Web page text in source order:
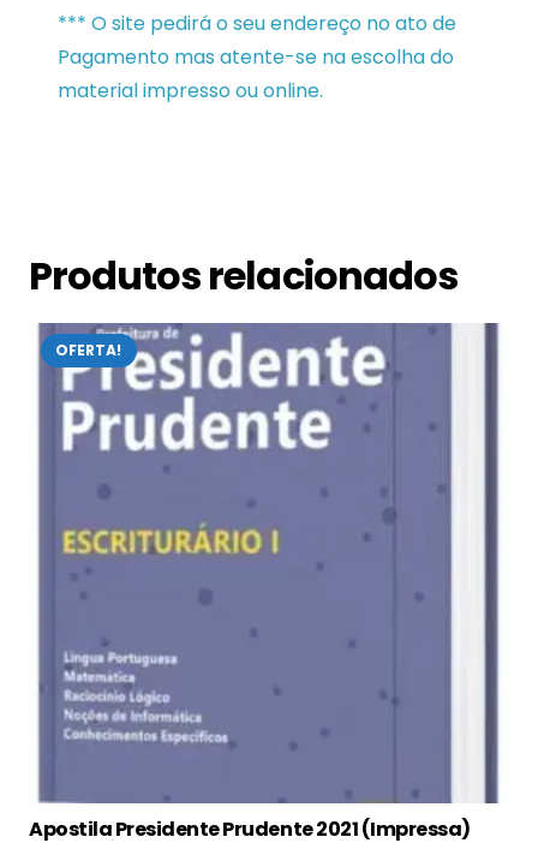
*** O site pedirá o seu endereço no ato de
Pagamento mas atente-se na escolha do
material impresso ou online.
Produtos relacionados
OFERTA!
Apostila Presidente Prudente 2021 (Impressa)